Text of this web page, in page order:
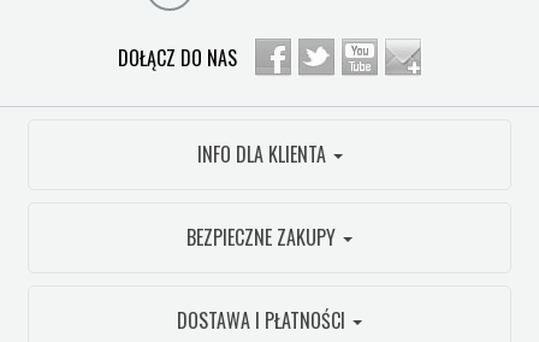
DOŁĄCZ DO NAS
INFO DLA KLIENTA
BEZPIECZNE ZAKUPY
DOSTAWA I PŁATNOŚCI